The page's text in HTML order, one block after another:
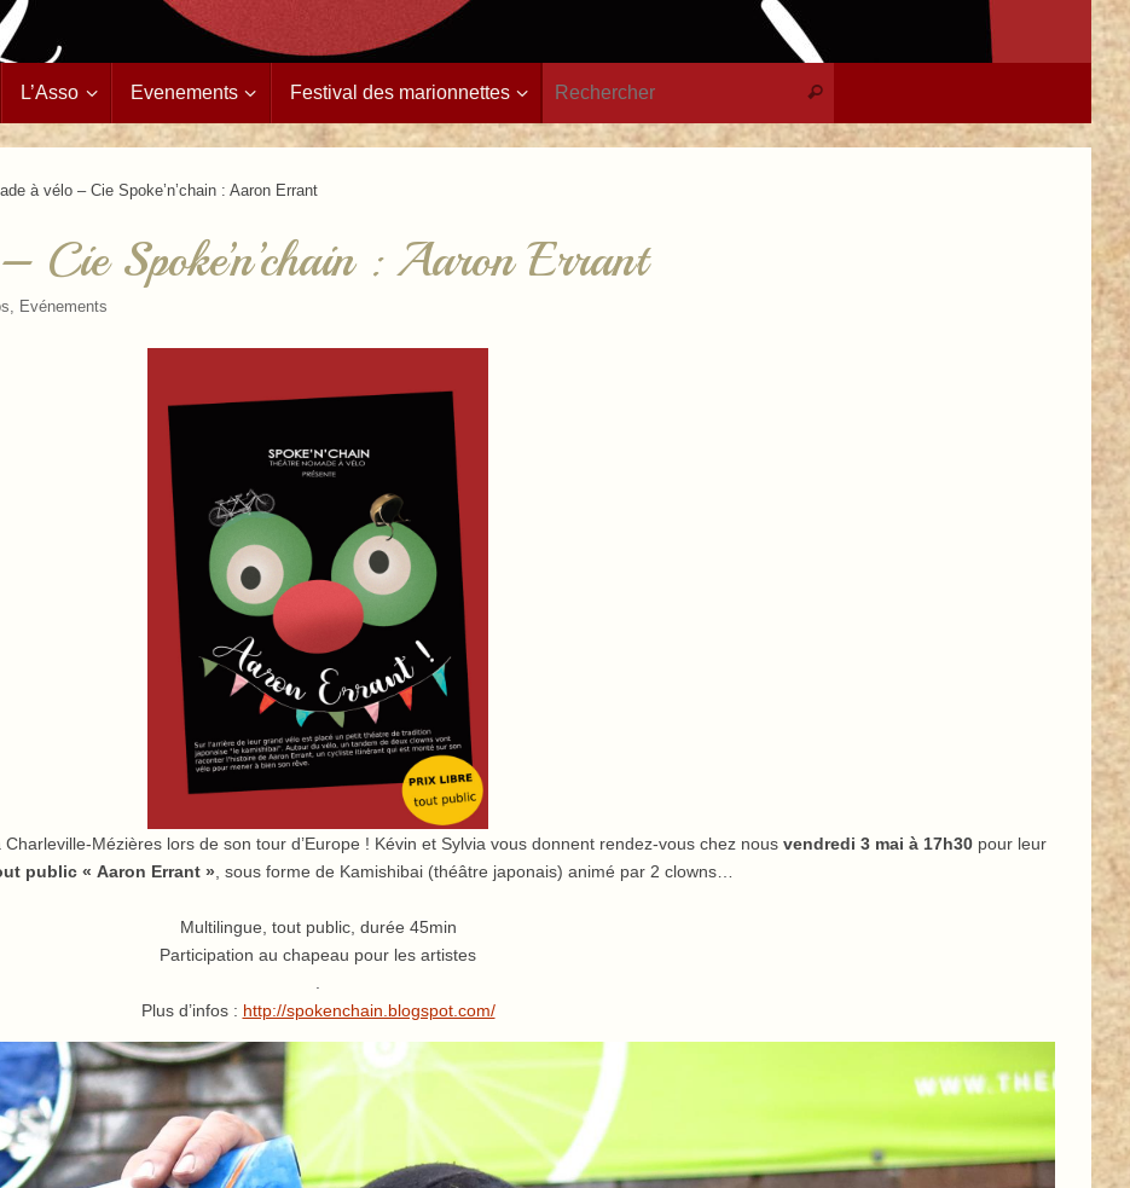
L’Asso Evenements Festival des marionnettes Rechercher
à vélo – Cie Spoke’n’chain : Aaron Errant
Cie Spoke’n’chain : Aaron Errant
, Evénements
Charleville-Mézières lors de son tour d’Europe ! Kévin et Sylvia vous donnent rendez-vous chez nous vendredi 3 mai à 17h30 pour leur
public « Aaron Errant » , sous forme de Kamishibai (théâtre japonais) animé par 2 clowns…
Multilingue, tout public, durée 45min
Participation au chapeau pour les artistes
Plus d’infos : http://spokenchain.blogspot.com/